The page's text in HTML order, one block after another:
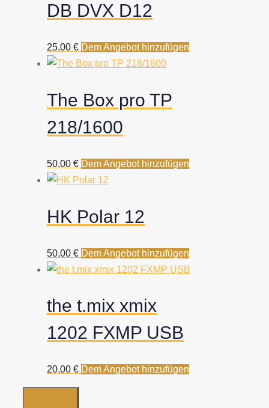
DB DVX D12
25,00 € Dem Angebot hinzufügen
The Box pro TP
218/1600
50,00 € Dem Angebot hinzufügen
HK Polar 12
50,00 € Dem Angebot hinzufügen
the t.mix xmix
1202 FXMP USB
20,00 € Dem Angebot hinzufügen